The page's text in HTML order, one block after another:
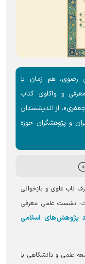
رضوی، هم زمان با
و واکاوی کتاب
از اندیشمندان
و پژوهشگران حوزه
ناب علوی و بازخوانی
نشست علمی معرفی
پژوهش‌های اسلامی
علمی و دانشگاهی با